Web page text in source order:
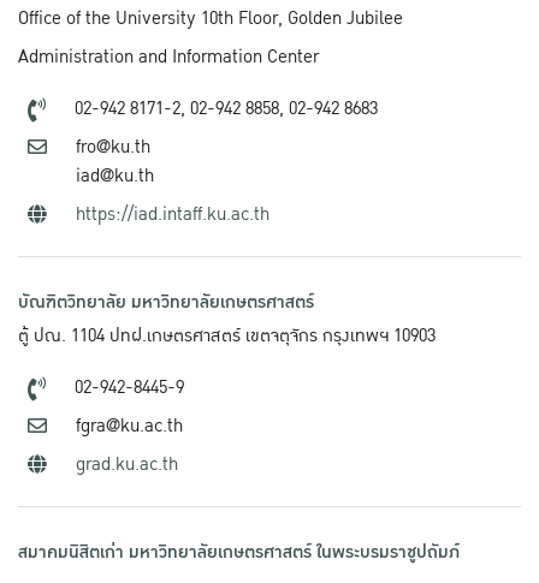
Office of the University 10th Floor, Golden Jubilee
Administration and Information Center
02-942 8171-2, 02-942 8858, 02-942 8683
fro@ku.th
iad@ku.th
https://iad.intaff.ku.ac.th
บัณฑิตวิทยาลัย มหาวิทยาลัยเกษตรศาสตร์
ตู้ ปณ. 1104 ปทฝ.เกษตรศาสตร์ เขตจตุจักร กรุงเทพฯ 10903
02-942-8445-9
fgra@ku.ac.th
grad.ku.ac.th
สมาคมนิสิตเก่า มหาวิทยาลัยเกษตรศาสตร์ ในพระบรมราชูปถัมภ์